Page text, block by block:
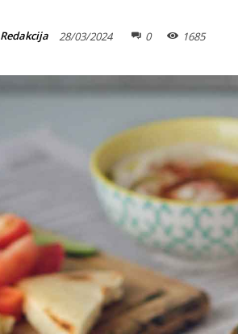
Redakcija 28/03/2024 0 1685